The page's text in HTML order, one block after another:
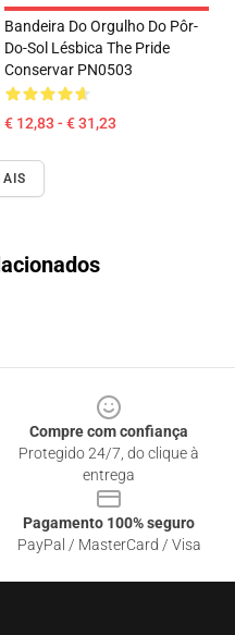
Bandeira Do Orgulho Do Pôr-
Do-Sol Lésbica The Pride
Conservar PN0503
€ 12,83 - € 31,23
Compre com confiança
Protegido 24/7, do clique à
entrega
Pagamento 100% seguro
PayPal / MasterCard / Visa